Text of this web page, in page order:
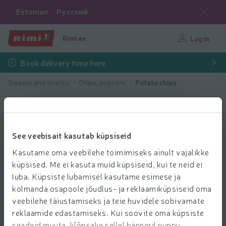
See veebisait kasutab küpsiseid
Kasutame oma veebilehe toimimiseks ainult vajalikke
küpsised. Me ei kasuta muid küpsiseid, kui te neid ei
luba. Küpsiste lubamisel kasutame esimese ja
kolmanda osapoole jõudlus- ja reklaamiküpsiseid oma
veebilehe täiustamiseks ja teie huvidele sobivamate
reklaamide edastamiseks. Kui soovite oma küpsiste
Estonian Русский
Rimi.ee Log in
Book delivery time here
Sweets and snacks Chips, popcorn Potato chips